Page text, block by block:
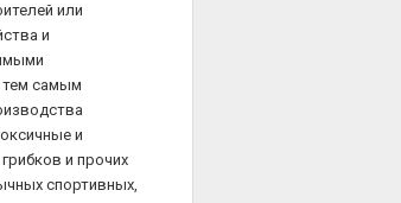
или
и
тем самым
и
и прочих
спортивных,